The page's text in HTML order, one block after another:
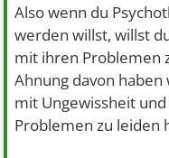
Also wenn du
werden willst, willst
mit ihren Problemen
Ahnung davon
mit Ungewissheit
Problemen zu leiden